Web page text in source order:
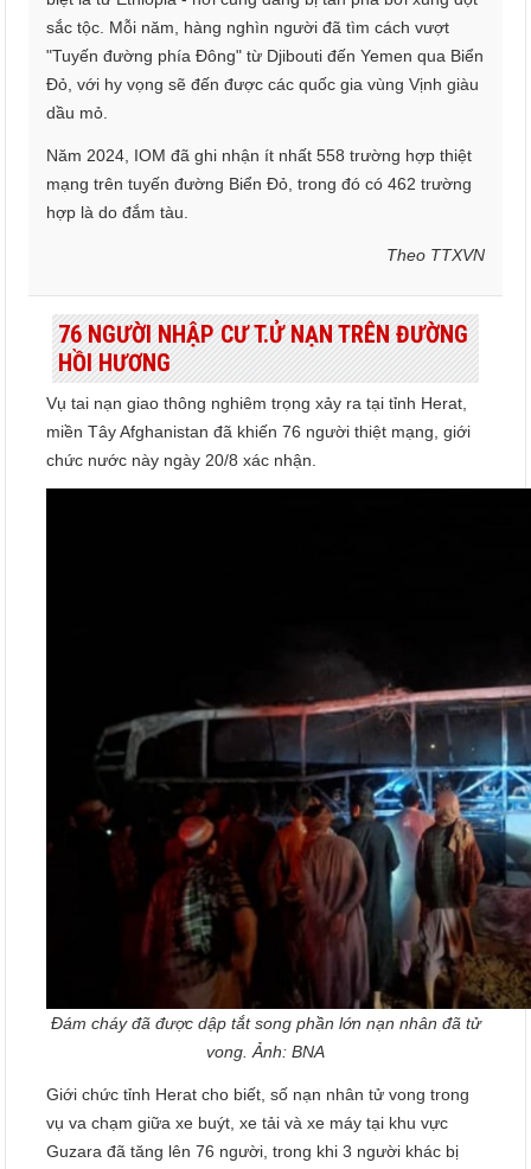
sắc tộc. Mỗi năm, hàng nghìn người đã tìm cách vượt
"Tuyến đường phía Đông" từ Djibouti đến Yemen qua Biển
Đỏ, với hy vọng sẽ đến được các quốc gia vùng Vịnh giàu
dầu mỏ.
Năm 2024, IOM đã ghi nhận ít nhất 558 trường hợp thiệt
mạng trên tuyến đường Biển Đỏ, trong đó có 462 trường
hợp là do đắm tàu.
Theo TTXVN
76 NGƯỜI NHẬP CƯ T.Ử NẠN TRÊN ĐƯỜNG
HỒI HƯƠNG
Vụ tai nạn giao thông nghiêm trọng xảy ra tại tỉnh Herat,
miền Tây Afghanistan đã khiến 76 người thiệt mạng, giới
chức nước này ngày 20/8 xác nhận.
Đám cháy đã được dập tắt song phần lớn nạn nhân đã tử
vong. Ảnh: BNA
Giới chức tỉnh Herat cho biết, số nạn nhân tử vong trong
vụ va chạm giữa xe buýt, xe tải và xe máy tại khu vực
Guzara đã tăng lên 76 người, trong khi 3 người khác bị